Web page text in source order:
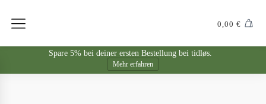
0,00 €
Spare 5% bei deiner ersten Bestellung bei tidløs.
Mehr erfahren